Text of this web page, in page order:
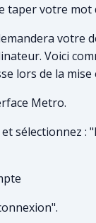
taper votre mot
votre
Voici
lors de la mise
Metro.
sélectionnez :